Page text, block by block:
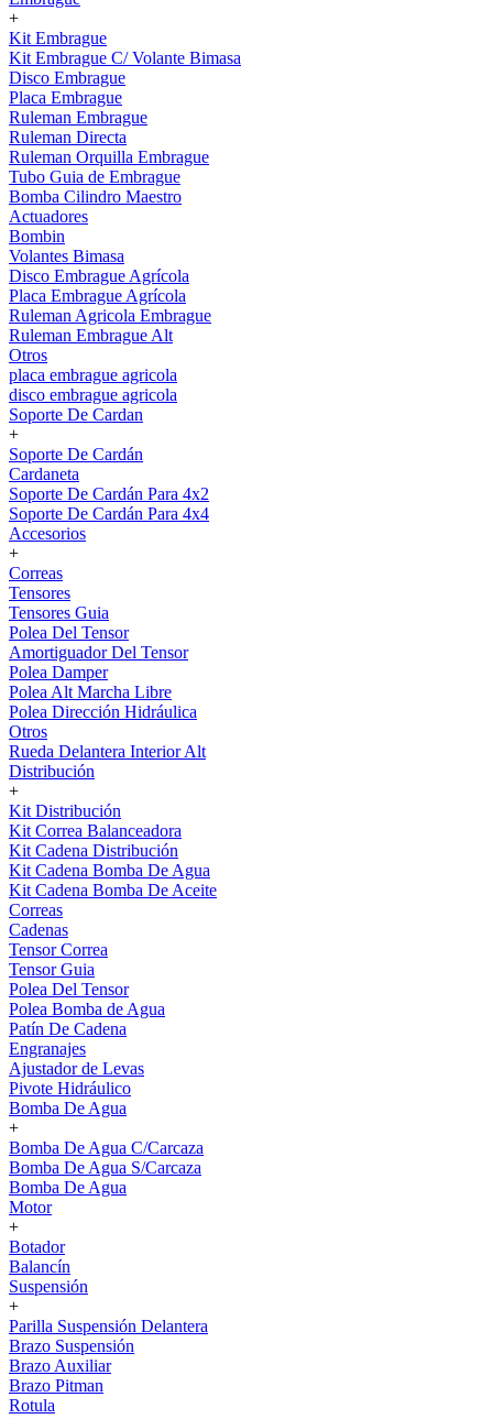
+
Kit Embrague
Kit Embrague C/ Volante Bimasa
Disco Embrague
Placa Embrague
Ruleman Embrague
Ruleman Directa
Ruleman Orquilla Embrague
Tubo Guia de Embrague
Bomba Cilindro Maestro
Actuadores
Bombin
Volantes Bimasa
Disco Embrague Agrícola
Placa Embrague Agrícola
Ruleman Agricola Embrague
Ruleman Embrague Alt
Otros
placa embrague agricola
disco embrague agricola
Soporte De Cardan
+
Soporte De Cardán
Cardaneta
Soporte De Cardán Para 4x2
Soporte De Cardán Para 4x4
Accesorios
+
Correas
Tensores
Tensores Guia
Polea Del Tensor
Amortiguador Del Tensor
Polea Damper
Polea Alt Marcha Libre
Polea Dirección Hidráulica
Otros
Rueda Delantera Interior Alt
Distribución
+
Kit Distribución
Kit Correa Balanceadora
Kit Cadena Distribución
Kit Cadena Bomba De Agua
Kit Cadena Bomba De Aceite
Correas
Cadenas
Tensor Correa
Tensor Guia
Polea Del Tensor
Polea Bomba de Agua
Patín De Cadena
Engranajes
Ajustador de Levas
Pivote Hidráulico
Bomba De Agua
+
Bomba De Agua C/Carcaza
Bomba De Agua S/Carcaza
Bomba De Agua
Motor
+
Botador
Balancín
Suspensión
+
Parilla Suspensión Delantera
Brazo Suspensión
Brazo Auxiliar
Brazo Pitman
Rotula